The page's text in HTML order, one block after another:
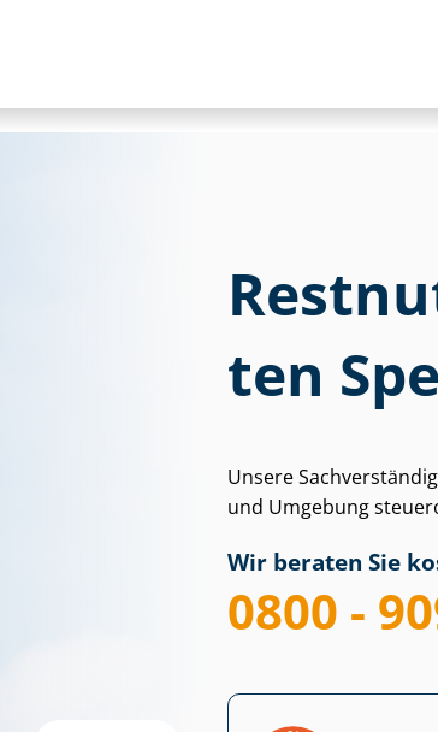
ten
Unsere
und Umgebung
Wir beraten Sie
0800 -